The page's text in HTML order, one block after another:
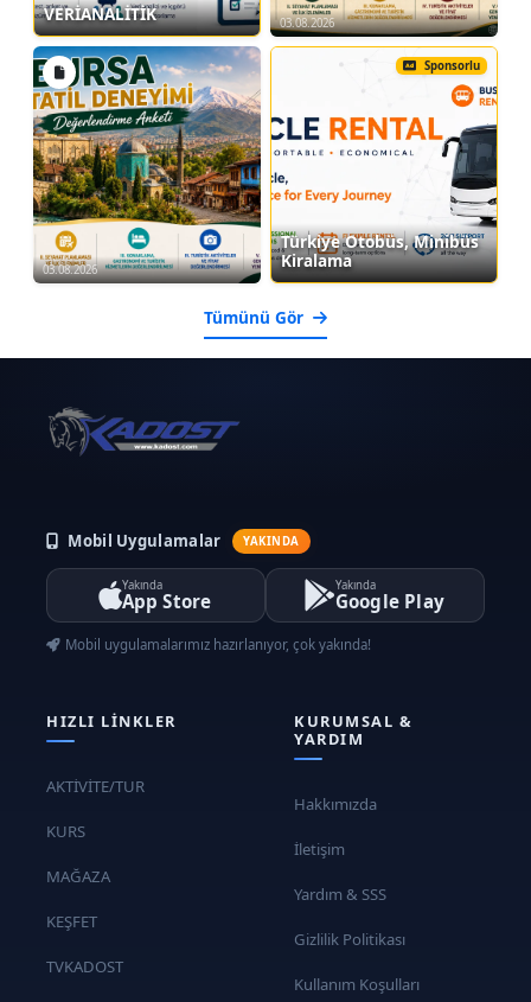
VERİANALİTİK 03.08.2026
03.08.2026
Sponsorlu
Türkiye Otobüs, Minibüs
Kiralama
Tümünü Gör
Mobil Uygulamalar YAKINDA
Yakında
App Store
Yakında
Google Play
Mobil uygulamalarımız hazırlanıyor, çok yakında!
HIZLI LINKLER
AKTİVİTE/TUR
KURS
MAĞAZA
KEŞFET
TVKADOST
KURUMSAL &
YARDIM
Hakkımızda
İletişim
Yardım & SSS
Gizlilik Politikası
Kullanım Koşulları